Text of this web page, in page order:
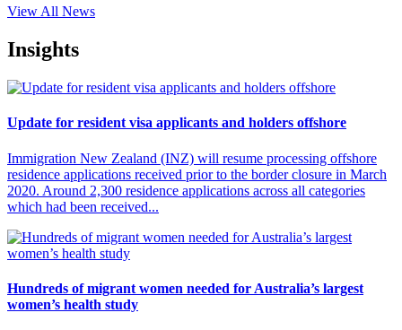
View All News
Insights
Update for resident visa applicants and holders offshore
Immigration New Zealand (INZ) will resume processing offshore
residence applications received prior to the border closure in March
2020. Around 2,300 residence applications across all categories
which had been received...
Hundreds of migrant women needed for Australia’s largest
women’s health study